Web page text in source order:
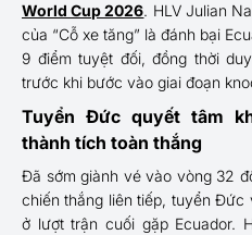
World Cup 2026. HLV Julian
của “Cỗ xe tăng” là đánh bại
9 điểm tuyệt đối, đồng thời
trước khi bước vào giai đoạn
Tuyển Đức quyết tâm
thành tích toàn thắng
Đã sớm giành vé vào vòng 32
chiến thắng liên tiếp, tuyển Đức
ở lượt trận cuối gặp Ecuador.